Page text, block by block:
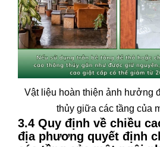
Vật liệu hoàn thiện ảnh hưởng
thủy giữa các tầng của
3.4 Quy định về chiều
địa phương quyết định